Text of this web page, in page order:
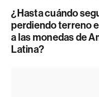
¿Hasta cuándo
perdiendo terreno
a las monedas de
Latina?